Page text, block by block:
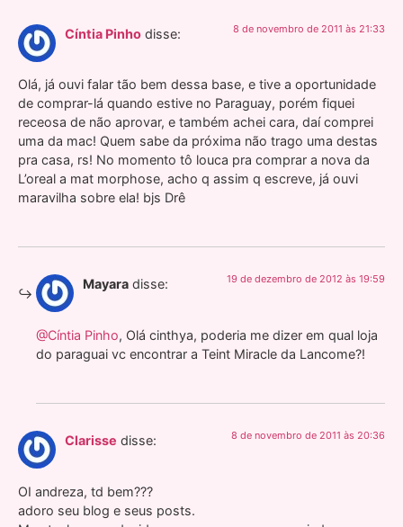
Cíntia Pinho disse: 8 de novembro de 2011 às 21:33
Olá, já ouvi falar tão bem dessa base, e tive a oportunidade
de comprar-lá quando estive no Paraguay, porém fiquei
receosa de não aprovar, e também achei cara, daí comprei
uma da mac! Quem sabe da próxima não trago uma destas
pra casa, rs! No momento tô louca pra comprar a nova da
L’oreal a mat morphose, acho q assim q escreve, já ouvi
maravilha sobre ela! bjs Drê
Mayara disse: 19 de dezembro de 2012 às 19:59
@Cíntia Pinho, Olá cinthya, poderia me dizer em qual loja
do paraguai vc encontrar a Teint Miracle da Lancome?!
Clarisse disse: 8 de novembro de 2011 às 20:36
OI andreza, td bem???
adoro seu blog e seus posts.